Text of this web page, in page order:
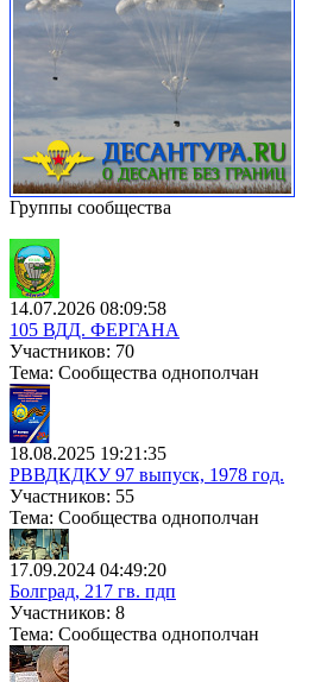
Группы сообщества
14.07.2026 08:09:58
105 ВДД. ФЕРГАНА
Участников: 70
Тема: Сообщества однополчан
18.08.2025 19:21:35
РВВДКДКУ 97 выпуск, 1978 год.
Участников: 55
Тема: Сообщества однополчан
17.09.2024 04:49:20
Болград, 217 гв. пдп
Участников: 8
Тема: Сообщества однополчан